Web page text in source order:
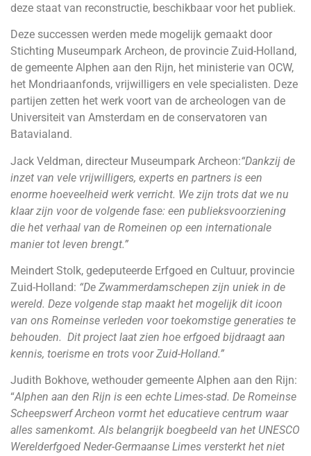
deze staat van reconstructie, beschikbaar voor het publiek.
Deze successen werden mede mogelijk gemaakt door
Stichting Museumpark Archeon, de provincie Zuid-Holland,
de gemeente Alphen aan den Rijn, het ministerie van OCW,
het Mondriaanfonds, vrijwilligers en vele specialisten. Deze
partijen zetten het werk voort van de archeologen van de
Universiteit van Amsterdam en de conservatoren van
Batavialand.
Jack Veldman, directeur Museumpark Archeon:“Dankzij de
inzet van vele vrijwilligers, experts en partners is een
enorme hoeveelheid werk verricht. We zijn trots dat we nu
klaar zijn voor de volgende fase: een publieksvoorziening
die het verhaal van de Romeinen op een internationale
manier tot leven brengt.”
Meindert Stolk, gedeputeerde Erfgoed en Cultuur, provincie
Zuid-Holland: “De Zwammerdamschepen zijn uniek in de
wereld. Deze volgende stap maakt het mogelijk dit icoon
van ons Romeinse verleden voor toekomstige generaties te
behouden. Dit project laat zien hoe erfgoed bijdraagt aan
kennis, toerisme en trots voor Zuid-Holland.”
Judith Bokhove, wethouder gemeente Alphen aan den Rijn:
“Alphen aan den Rijn is een echte Limes-stad. De Romeinse
Scheepswerf Archeon vormt het educatieve centrum waar
alles samenkomt. Als belangrijk boegbeeld van het UNESCO
Werelderfgoed Neder-Germaanse Limes versterkt het niet